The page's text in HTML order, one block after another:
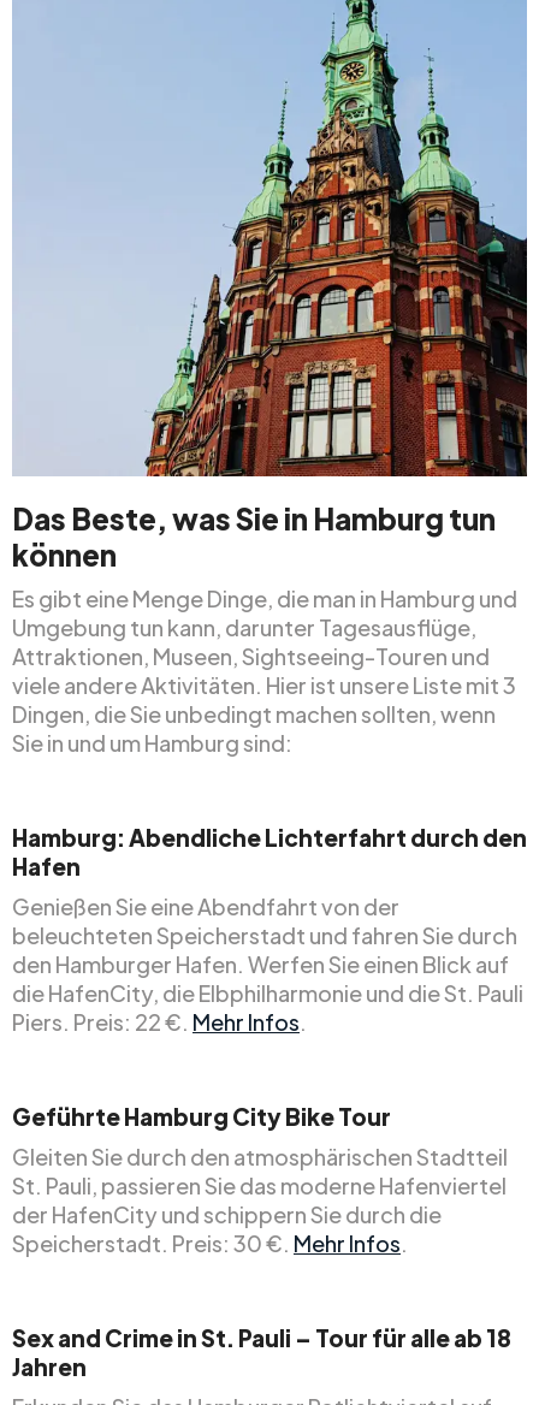
Das Beste, was Sie in Hamburg tun
können
Es gibt eine Menge Dinge, die man in Hamburg und
Umgebung tun kann, darunter Tagesausflüge,
Attraktionen, Museen, Sightseeing-Touren und
viele andere Aktivitäten. Hier ist unsere Liste mit 3
Dingen, die Sie unbedingt machen sollten, wenn
Sie in und um Hamburg sind:
Hamburg: Abendliche Lichterfahrt durch den
Hafen
Genießen Sie eine Abendfahrt von der
beleuchteten Speicherstadt und fahren Sie durch
den Hamburger Hafen. Werfen Sie einen Blick auf
die HafenCity, die Elbphilharmonie und die St. Pauli
Piers. Preis: 22 €. Mehr Infos.
Geführte Hamburg City Bike Tour
Gleiten Sie durch den atmosphärischen Stadtteil
St. Pauli, passieren Sie das moderne Hafenviertel
der HafenCity und schippern Sie durch die
Speicherstadt. Preis: 30 €. Mehr Infos.
Sex and Crime in St. Pauli – Tour für alle ab 18
Jahren